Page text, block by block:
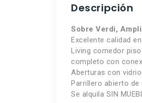
Descripción
Sobre Verdi,
Excelente calidad
Living comedor
completo con
Aberturas con
Parrillero abierto
Se alquila SIN